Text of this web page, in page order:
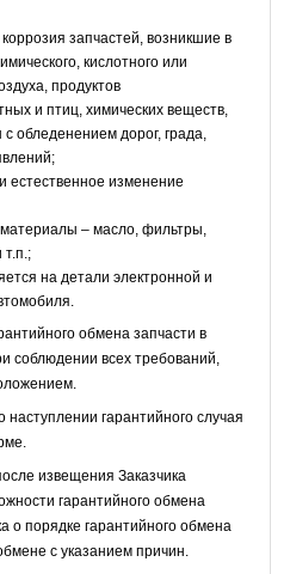
запчастей, возникшие в
кислотного или
продуктов
и птиц, химических веществ,
обледенением дорог, града,
естественное изменение
– масло, фильтры,
на детали электронной и
обмена запчасти в
соблюдении всех требований,
гарантийного случая
извещения Заказчика
гарантийного обмена
о порядке гарантийного обмена
с указанием причин.